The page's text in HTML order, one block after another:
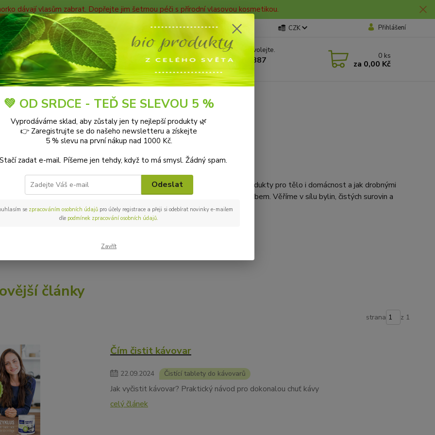
dávají vlasům zabrat. Dopřejte jim šetrnou péči s přírodní vlasovou kosmetikou.
Blog CZK Přihlášení
Hledat
Nevíte si rady? Zavolejte.
+420 606 912 887
9-18:00 hod.
0 ks
za 0,00 Kč
Blog
na blogu Bioprotebe.cz 🌿
pro zdravější tělo, klidnější mysl a laskavější svět.
tipy a rady, jak pečovat o své zdraví přírodní cestou, jak vybírat šetrné produkty pro tělo i domácnost a jak drobnými
žít udržitelněji. Nebo jak vylepšit svůj domov a zahradu ekologickým způsobem. Věříme v sílu bylin, čistých surovin a
články
strana z 1
Čím čistit kávovar
22.09.2024 Čistící tablety do kávovarů
Jak vyčistit kávovar? Praktický návod pro dokonalou chuť kávy
celý článek
💚 OD SRDCE - TEĎ SE SLEVOU 5 %
Vyprodáváme sklad, aby zůstaly jen ty nejlepší produkty 🌿
👉 Zaregistrujte se do našeho newsletteru a získejte
5 % slevu na první nákup nad 1000 Kč.
zadat e-mail. Píšeme jen tehdy, když to má smysl. Žádný spam.
Odeslat
se zpracováním osobních údajůpro účely registrace a přeji si odebírat novinky e-mailem
dle podmínek zpracování osobních údajů.
Zavřít